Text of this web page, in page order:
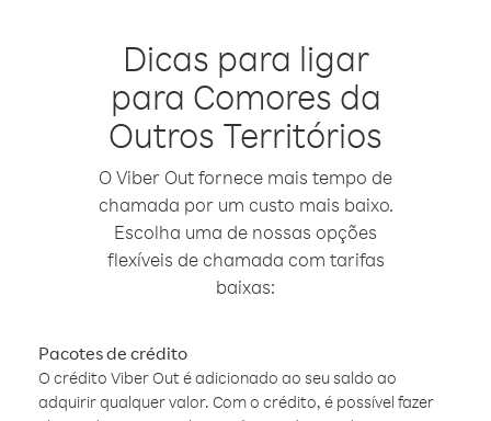
Dicas para ligar
para Comores da
Outros Territórios
O Viber Out fornece mais tempo de
chamada por um custo mais baixo.
Escolha uma de nossas opções
flexíveis de chamada com tarifas
baixas:
Pacotes de crédito
O crédito Viber Out é adicionado ao seu saldo ao
adquirir qualquer valor. Com o crédito, é possível fazer